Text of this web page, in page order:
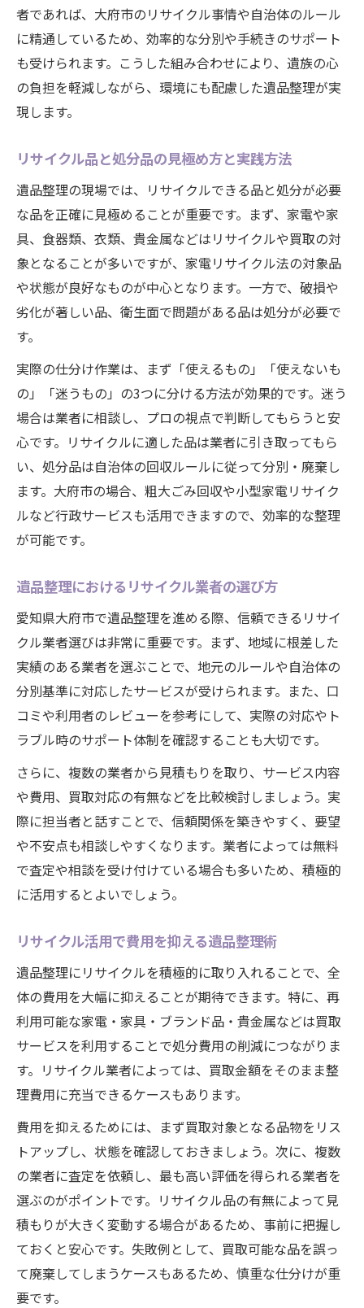
者であれば、大府市のリサイクル事情や自治体のルール
に精通しているため、効率的な分別や手続きのサポート
も受けられます。こうした組み合わせにより、遺族の心
の負担を軽減しながら、環境にも配慮した遺品整理が実
現します。
リサイクル品と処分品の見極め方と実践方法
遺品整理の現場では、リサイクルできる品と処分が必要
な品を正確に見極めることが重要です。まず、家電や家
具、食器類、衣類、貴金属などはリサイクルや買取の対
象となることが多いですが、家電リサイクル法の対象品
や状態が良好なものが中心となります。一方で、破損や
劣化が著しい品、衛生面で問題がある品は処分が必要で
す。
実際の仕分け作業は、まず「使えるもの」「使えないも
の」「迷うもの」の3つに分ける方法が効果的です。迷う
場合は業者に相談し、プロの視点で判断してもらうと安
心です。リサイクルに適した品は業者に引き取ってもら
い、処分品は自治体の回収ルールに従って分別・廃棄し
ます。大府市の場合、粗大ごみ回収や小型家電リサイク
ルなど行政サービスも活用できますので、効率的な整理
が可能です。
遺品整理におけるリサイクル業者の選び方
愛知県大府市で遺品整理を進める際、信頼できるリサイ
クル業者選びは非常に重要です。まず、地域に根差した
実績のある業者を選ぶことで、地元のルールや自治体の
分別基準に対応したサービスが受けられます。また、口
コミや利用者のレビューを参考にして、実際の対応やト
ラブル時のサポート体制を確認することも大切です。
さらに、複数の業者から見積もりを取り、サービス内容
や費用、買取対応の有無などを比較検討しましょう。実
際に担当者と話すことで、信頼関係を築きやすく、要望
や不安点も相談しやすくなります。業者によっては無料
で査定や相談を受け付けている場合も多いため、積極的
に活用するとよいでしょう。
リサイクル活用で費用を抑える遺品整理術
遺品整理にリサイクルを積極的に取り入れることで、全
体の費用を大幅に抑えることが期待できます。特に、再
利用可能な家電・家具・ブランド品・貴金属などは買取
サービスを利用することで処分費用の削減につながりま
す。リサイクル業者によっては、買取金額をそのまま整
理費用に充当できるケースもあります。
費用を抑えるためには、まず買取対象となる品物をリス
トアップし、状態を確認しておきましょう。次に、複数
の業者に査定を依頼し、最も高い評価を得られる業者を
選ぶのがポイントです。リサイクル品の有無によって見
積もりが大きく変動する場合があるため、事前に把握し
ておくと安心です。失敗例として、買取可能な品を誤っ
て廃棄してしまうケースもあるため、慎重な仕分けが重
要です。